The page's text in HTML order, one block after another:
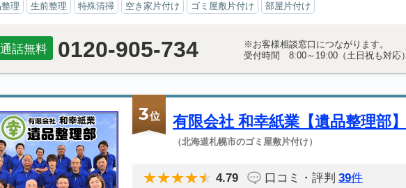
理 生前整理 特殊清掃 空き家片付け ゴミ屋敷片付け 部屋片付け
通話無料 0120-905-734
※お客様相談窓口につながります。
受付時間 8:00～19:00（土日祝も対応）
3位 有限会社 和幸紙業【遺品整理部】
（北海道札幌市のゴミ屋敷片付け）
4.79 口コミ・評判 39件